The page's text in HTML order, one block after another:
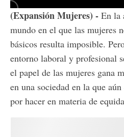
(Expansión Mujeres) - En la
mundo en el que las mujeres
básicos resulta imposible.
entorno laboral y profesional
el papel de las mujeres gana
en una sociedad en la que
por hacer en materia de